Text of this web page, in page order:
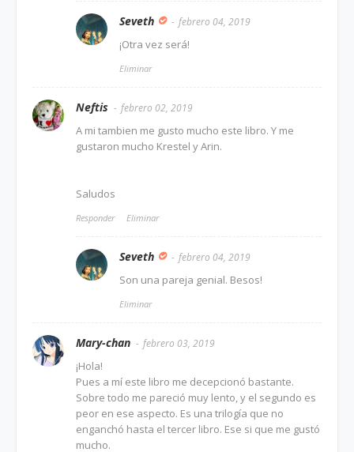
Seveth febrero 04, 2019
¡Otra vez será!
Eliminar
Neftis febrero 02, 2019
A mi tambien me gusto mucho este libro. Y me
gustaron mucho Krestel y Arin.
Saludos
Responder Eliminar
Seveth febrero 04, 2019
Son una pareja genial. Besos!
Eliminar
Mary-chan febrero 03, 2019
¡Hola!
Pues a mí este libro me decepcionó bastante.
Sobre todo me pareció muy lento, y el segundo es
peor en ese aspecto. Es una trilogía que no
enganchó hasta el tercer libro. Ese si que me gustó
mucho.